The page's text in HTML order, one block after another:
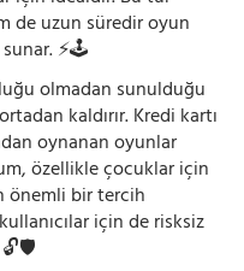
de uzun süredir oyun
⚡🕹️
olmadan sunulduğu
kaldırır. Kredi kartı
oynanan oyunlar
özellikle çocuklar için
önemli bir tercih
için de risksiz